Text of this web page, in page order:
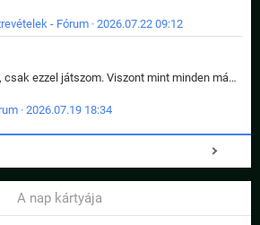
- Fórum · 2026.07.22 09:12
Amióta bejött, csak ezzel játszom. Viszont mint minden más - akár az alapjáték is, ez is baromira összetett lett. Néha már pár kör után is esélytelen az egész. Vagy irreállisan túltápol valaki, vagy lelép a partner, vagy csak hülye mint a segg. És amikor eljönne az én időm, na akkor jön el mindenki másé is. Engem jobban érdekelne, hogy ki milyen ratingen szokott játszani. Na ez lenne egy érdekes adat.
· 2026.07.19 18:34
A nap kártyája